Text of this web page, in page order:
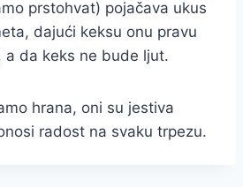
prstohvat) pojačava ukus
dajući keksu onu pravu
a da keks ne bude ljut.
hrana, oni su jestiva
radost na svaku trpezu.